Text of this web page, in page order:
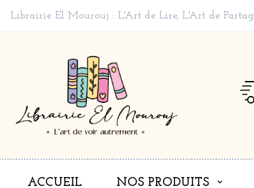
Librairie El Mourouj : L'Art de Lire, L'Art de
ACCUEIL NOS PRODUITS